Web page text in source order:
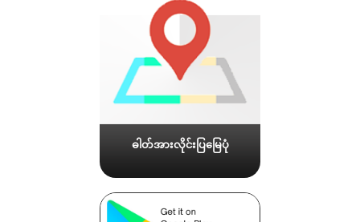
ဓါတ်အားလိုင်းပြမြေပုံ